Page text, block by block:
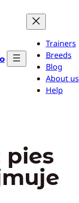
Trainers
Breeds
Blog
About us
Help
pies